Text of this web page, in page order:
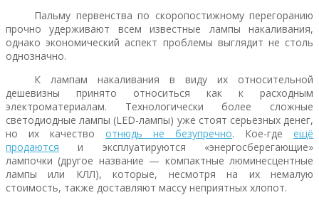
Пальму первенства по скоропостижному перегоранию
прочно удерживают всем известные лампы накаливания,
однако экономический аспект проблемы выглядит не столь
однозначно.
К лампам накаливания в виду их относительной
дешевизны принято относиться как к расходным
электроматериалам. Технологически более сложные
светодиодные лампы (LED-лампы) уже стоят серьёзных денег,
но их качество отнюдь не безупречно. Кое-где ещё
продаются и эксплуатируются «энергосберегающие»
лампочки (другое название — компактные люминесцентные
лампы или КЛЛ), которые, несмотря на их немалую
стоимость, также доставляют массу неприятных хлопот.